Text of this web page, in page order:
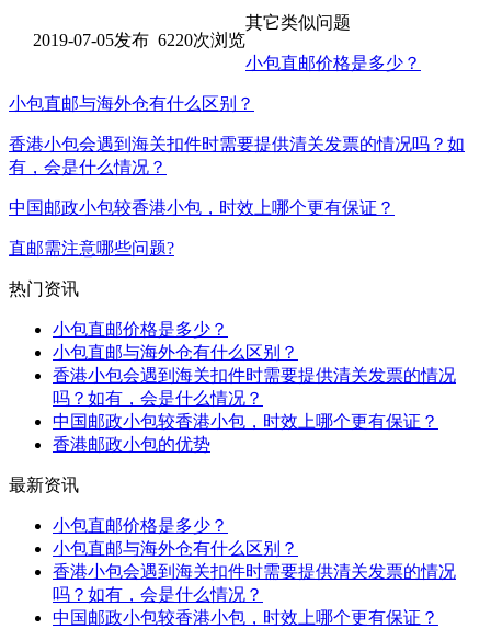
2019-07-05发布 6220次浏览
其它类似问题
小包直邮价格是多少？
小包直邮与海外仓有什么区别？
香港小包会遇到海关扣件时需要提供清关发票的情况吗？如
有，会是什么情况？
中国邮政小包较香港小包，时效上哪个更有保证？
直邮需注意哪些问题?
热门资讯
小包直邮价格是多少？
小包直邮与海外仓有什么区别？
香港小包会遇到海关扣件时需要提供清关发票的情况
吗？如有，会是什么情况？
中国邮政小包较香港小包，时效上哪个更有保证？
香港邮政小包的优势
最新资讯
小包直邮价格是多少？
小包直邮与海外仓有什么区别？
香港小包会遇到海关扣件时需要提供清关发票的情况
吗？如有，会是什么情况？
中国邮政小包较香港小包，时效上哪个更有保证？